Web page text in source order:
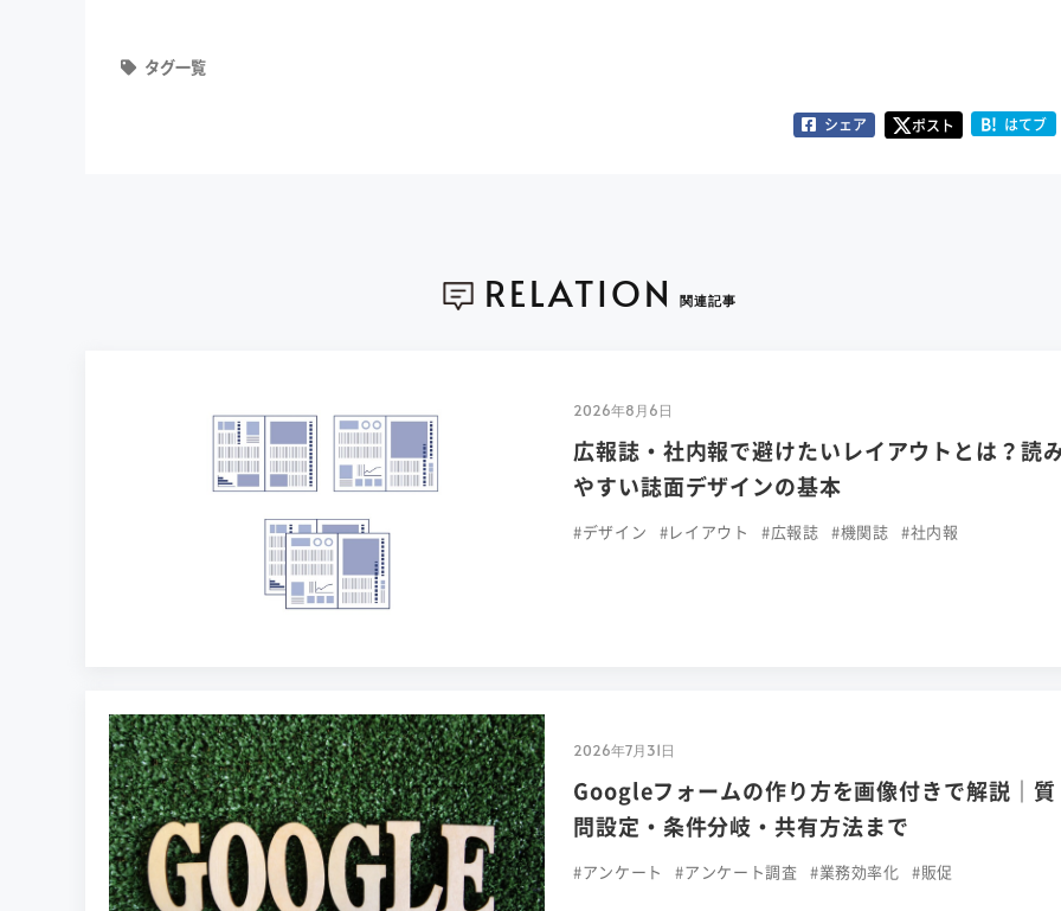
タグ一覧
シェア ポスト B! はてブ
RELATION 関連記事
2026年8月6日
広報誌・社内報で避けたいレイアウトとは？読
やすい誌面デザインの基本
#デザイン #レイアウト #広報誌 #機関誌 #社内報
2026年7月31日
Googleフォームの作り方を画像付きで解説｜質
問設定・条件分岐・共有方法まで
#アンケート #アンケート調査 #業務効率化 #販促